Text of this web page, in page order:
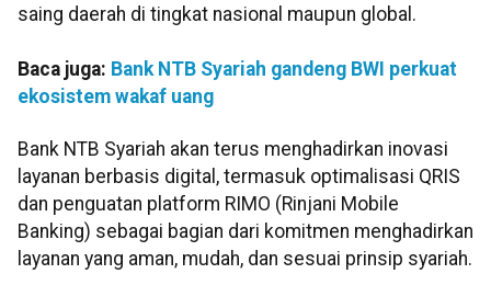
saing daerah di tingkat nasional maupun global.
Baca juga: Bank NTB Syariah gandeng BWI perkuat
ekosistem wakaf uang
Bank NTB Syariah akan terus menghadirkan inovasi
layanan berbasis digital, termasuk optimalisasi QRIS
dan penguatan platform RIMO (Rinjani Mobile
Banking) sebagai bagian dari komitmen menghadirkan
layanan yang aman, mudah, dan sesuai prinsip syariah.